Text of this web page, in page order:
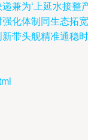
兼为‘上延水接整
化体制同生态拓宽
带头舰精准通稳时